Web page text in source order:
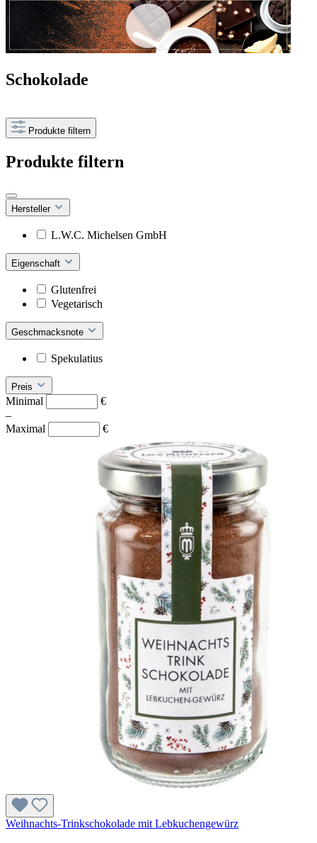
Schokolade
Produkte filtern
Produkte filtern
Hersteller
L.W.C. Michelsen GmbH
Eigenschaft
Glutenfrei
Vegetarisch
Geschmacksnote
Spekulatius
Preis
Minimal
€
–
Maximal
€
Weihnachts-Trinkschokolade mit Lebkuchengewürz